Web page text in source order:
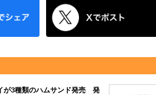
が3種類のハムサンド発売 発